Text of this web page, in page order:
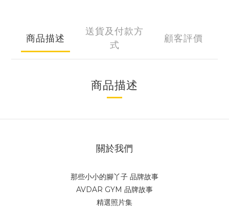
商品描述
送貨及付款方
式
顧客評價
商品描述
關於我們
那些小小的腳丫子 品牌故事
AVDAR GYM 品牌故事
精選照片集